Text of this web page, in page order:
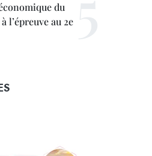
du
l’épreuve au 2e